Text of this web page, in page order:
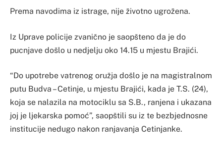
Prema navodima iz istrage, nije životno ugrožena.
Iz Uprave policije zvanično je saopšteno da je do
pucnjave došlo u nedjelju oko 14.15 u mjestu Brajići.
“Do upotrebe vatrenog oružja došlo je na magistralnom
putu Budva – Cetinje, u mjestu Brajići, kada je T.S. (24),
koja se nalazila na motociklu sa S.B., ranjena i ukazana
joj je ljekarska pomoć”, saopštili su iz te bezbjednosne
institucije nedugo nakon ranjavanja Cetinjanke.